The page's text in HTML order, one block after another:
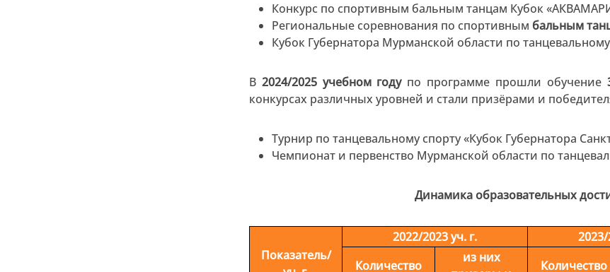
Конкурс по спортивным бальным танцам Кубок
Региональные соревнования по спортивным бальным
Кубок Губернатора Мурманской области по
В 2024/2025 учебном году по программе прошли обучение
конкурсах различных уровней и стали призёрами и
Турнир по танцевальному спорту «Кубок Губернатора
Чемпионат и первенство Мурманской области по
Динамика образовательных
Показатель/
2022/2023 уч. г. 2023/
Количество
из них
Количество